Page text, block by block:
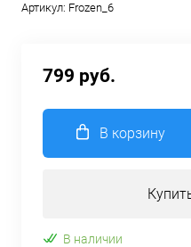
Артикул: Frozen_6
799 руб.
В корзину
В наличии